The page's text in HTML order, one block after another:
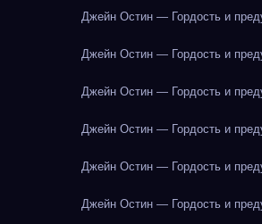
Джейн Остин — Гордость и
Джейн Остин — Гордость и
Джейн Остин — Гордость и
Джейн Остин — Гордость и
Джейн Остин — Гордость и
Джейн Остин — Гордость и